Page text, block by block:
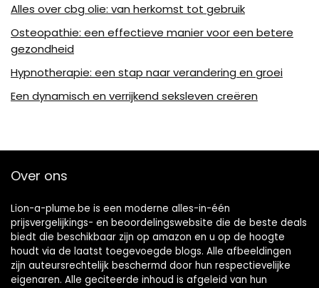
Alles over cbg olie: van herkomst tot gebruik
Osteopathie: een effectieve manier voor een betere
gezondheid
Hypnotherapie: een stap naar verandering en groei
Een dynamisch en verrijkend seksleven creëren
Over ons
Lion-a-plume.be is een moderne alles-in-één
prijsvergelijkings- en beoordelingswebsite die de beste deals
biedt die beschikbaar zijn op amazon en u op de hoogte
houdt via de laatst toegevoegde blogs. Alle afbeeldingen
zijn auteursrechtelijk beschermd door hun respectievelijke
eigenaren. Alle geciteerde inhoud is afgeleid van hun